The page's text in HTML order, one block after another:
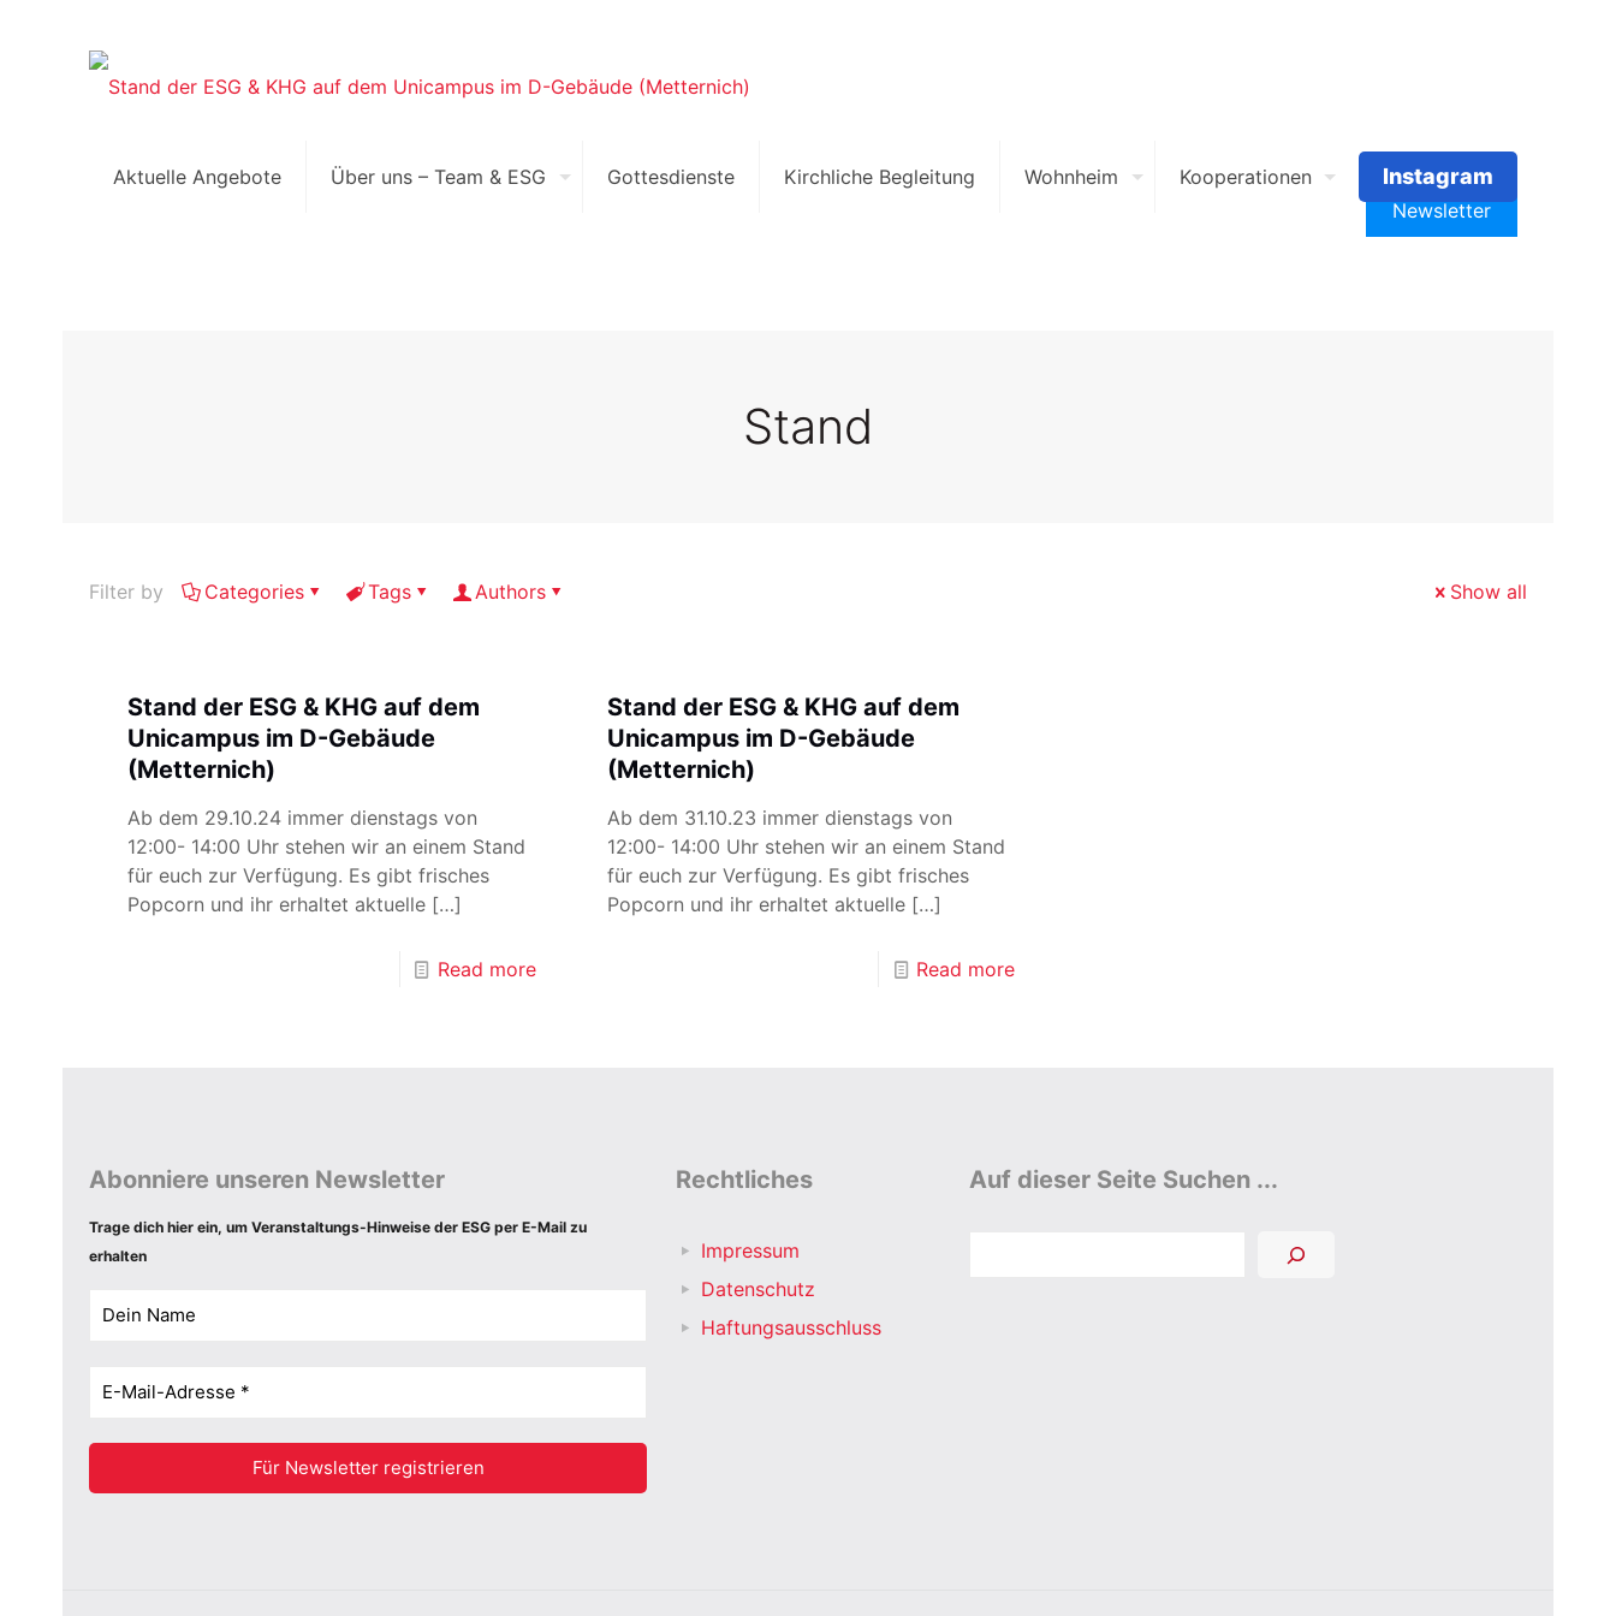
Aktuelle Angebote Über uns – Team & ESG Gottesdienste Kirchliche Begleitung Wohnheim
Kooperationen
Newsletter
Instagram
Stand
Filter by Categories Tags Authors Show all
Stand der ESG & KHG auf dem
Unicampus im D-Gebäude
(Metternich)
Ab dem 29.10.24 immer dienstags von
12:00- 14:00 Uhr stehen wir an einem Stand
für euch zur Verfügung. Es gibt frisches
Popcorn und ihr erhaltet aktuelle[…]
Read more
Stand der ESG & KHG auf dem
Unicampus im D-Gebäude
(Metternich)
Ab dem 31.10.23 immer dienstags von
12:00- 14:00 Uhr stehen wir an einem Stand
für euch zur Verfügung. Es gibt frisches
Popcorn und ihr erhaltet aktuelle[…]
Read more
Abonniere unseren Newsletter
Trage dich hier ein, um Veranstaltungs-Hinweise der ESG per E-Mail zu
erhalten
Rechtliches
Impressum
Datenschutz
Haftungsausschluss
Auf dieser Seite Suchen ...